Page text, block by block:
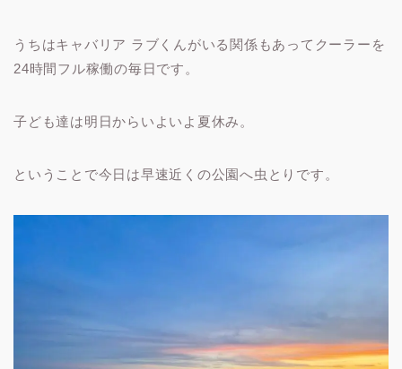
うちはキャバリア ラブくんがいる関係もあってクーラーを
24時間フル稼働の毎日です。
子ども達は明日からいよいよ夏休み。
ということで今日は早速近くの公園へ虫とりです。